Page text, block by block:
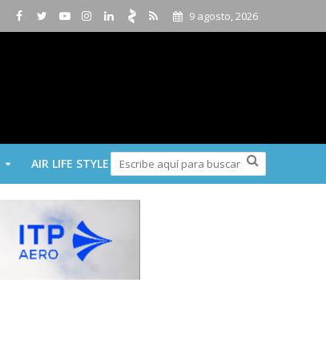
9 agosto, 2026
AIR LIFE STYLE